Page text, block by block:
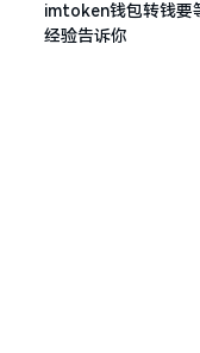
imtoken钱包转钱要
经验告诉你